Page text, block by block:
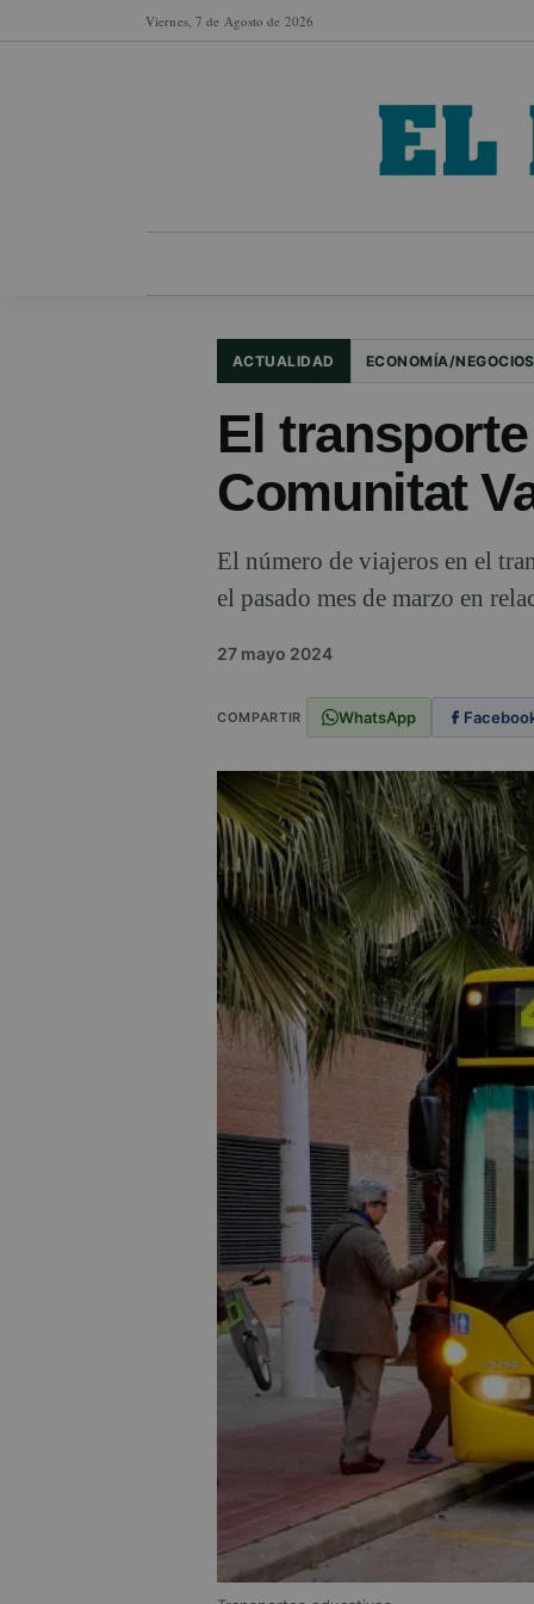
Viernes, 7 de Agosto de 2026
ACTUALIDAD ECONOMÍA/NEGOCIOS
El
Comunitat
El número de viajeros en el
el pasado mes de marzo en
27 mayo 2024
COMPARTIR WhatsApp